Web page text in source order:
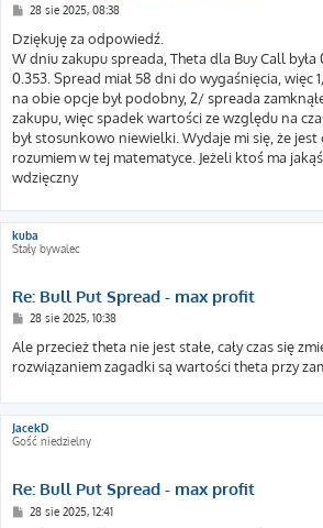
P
s
t
28 sie 2025, 08:38
Dziękuję za odpowiedź.
W dniu zakupu spreada, Theta dla Buy Call była
0.353. Spread miał 58 dni do wygaśnięcia, więc
na obie opcje był podobny, 2/ spreada
zakupu, więc spadek wartości ze względu na
był stosunkowo niewielki. Wydaje mi się, że jest
rozumiem w tej matematyce. Jeżeli ktoś ma
wdzięczny
kuba
Stały bywalec
Re: Bull Put Spread - max profit
P
s
28 sie 2025, 10:38
Ale przecież theta nie jest stałe, cały czas się
rozwiązaniem zagadki są wartości theta przy
JacekD
Gość niedzielny
Re: Bull Put Spread - max profit
P28 sie 2025, 12:41